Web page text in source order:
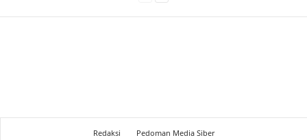
Redaksi Pedoman Media Siber